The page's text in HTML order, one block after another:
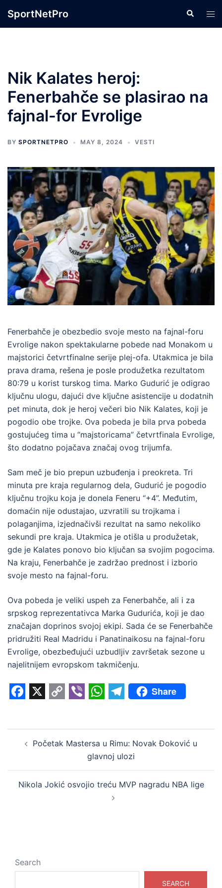
SportNetPro Search
Nik Kalates heroj:
Fenerbahče se plasirao na
fajnal-for Evrolige
BY SPORTNETPRO MAY 8, 2024 VESTI
Fenerbahče je obezbedio svoje mesto na fajnal-foru
Evrolige nakon spektakularne pobede nad Monakom u
majstorici četvrtfinalne serije plej-ofa. Utakmica je bila
prava drama, rešena je posle produžetka rezultatom
80:79 u korist turskog tima. Marko Gudurić je odigrao
ključnu ulogu, dajući dve ključne asistencije u dodatnih
pet minuta, dok je heroj večeri bio Nik Kalates, koji je
pogodio obe trojke. Ova pobeda je bila prva pobeda
gostujućeg tima u “majstoricama” četvrtfinala Evrolige,
što dodatno pojačava značaj ovog trijumfa.
Sam meč je bio prepun uzbuđenja i preokreta. Tri
minuta pre kraja regularnog dela, Gudurić je pogodio
ključnu trojku koja je donela Feneru “+4”. Međutim,
domaćin nije odustajao, uzvratili su trojkama i
polaganjima, izjednačivši rezultat na samo nekoliko
sekundi pre kraja. Utakmica je otišla u produžetak,
gde je Kalates ponovo bio ključan sa svojim pogocima.
Na kraju, Fenerbahče je zadržao prednost i izborio
svoje mesto na fajnal-foru.
Ova pobeda je veliki uspeh za Fenerbahče, ali i za
srpskog reprezentativca Marka Gudurića, koji je dao
značajan doprinos svojoj ekipi. Sada će se Fenerbahče
pridružiti Real Madridu i Panatinaikosu na fajnal-foru
Evrolige, obezbeđujući uzbudljiv završetak sezone u
najelitnijem evropskom takmičenju.
Share
navigation
Početak Mastersa u Rimu: Novak Đoković u
glavnoj ulozi
Nikola Jokić osvojio treću MVP nagradu NBA lige
Search
SEARCH